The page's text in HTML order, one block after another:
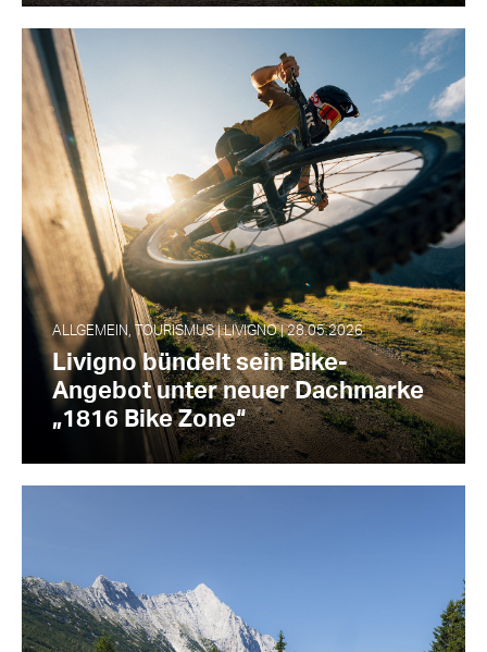
ALLGEMEIN, TOURISMUS | LIVIGNO | 28.05.2026
Livigno bündelt sein Bike-
Angebot unter neuer Dachmarke
„1816 Bike Zone“